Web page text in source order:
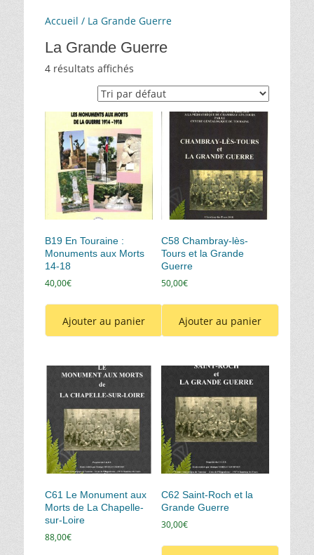
Accueil / La Grande Guerre
La Grande Guerre
4 résultats affichés
B19 En Touraine :
Monuments aux Morts
14-18
40,00€
Ajouter au panier
C58 Chambray-lès-
Tours et la Grande
Guerre
50,00€
Ajouter au panier
C61 Le Monument aux
Morts de La Chapelle-
sur-Loire
88,00€
C62 Saint-Roch et la
Grande Guerre
30,00€